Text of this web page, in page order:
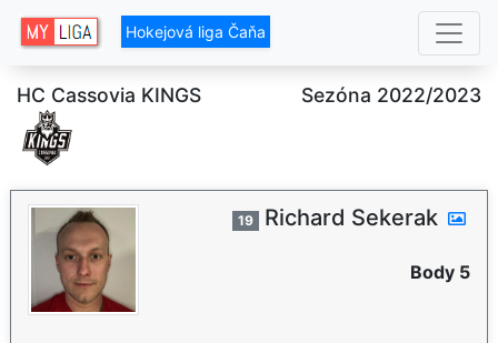
Hokejová liga Čaňa
HC Cassovia KINGS Sezóna 2022/2023
19 Richard Sekerak
Body 5